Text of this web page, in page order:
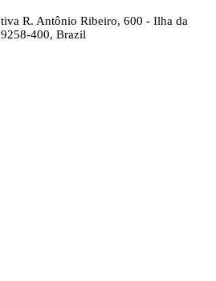
R. Antônio Ribeiro, 600 - Ilha da
400, Brazil